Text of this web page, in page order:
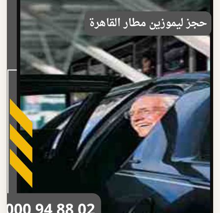
اكتشف مميزات حجز ليموزين المطار الاحترافية سيارات فاخرة
وسائقون محترفون وأسعار مناسبة
اقرأ المزيد